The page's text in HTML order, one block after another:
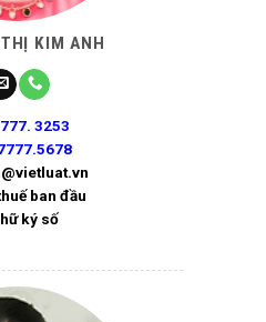
THỊ KIM ANH
3253
ban đầu
ký số